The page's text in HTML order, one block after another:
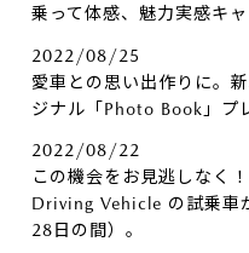
乗って体感、魅力実感キ
2022/08/25
愛車との思い出作りに。
ジナル「Photo Book」プ
2022/08/22
この機会をお見逃しなく
Driving Vehicle の試乗車
28日の間）。